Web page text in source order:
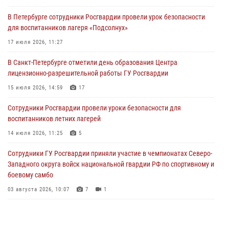
В Ленинградской области сотрудники Росгвардии обнаружили
пропавшего мальчика с нарушением слуха и помогли ему вернуться
домой
В Санкт-Петербурге при содействии СОБР Росгвардии задержаны
подозреваемые в мошеннических действиях
Сотрудники ГУ Росгвардии приняли участие в чемпионатах Северо-
Западного округа войск национальной гвардии РФ по спортивному и
03 августа 2026, 10:07 7 1
В Петербурге сотрудники Росгвардии провели урок безопасности
для воспитанников лагеря «Подсолнух»
17 июля 2026, 11:27
В Санкт-Петербурге отметили день образования Центра
лицензионно-разрешительной работы ГУ Росгвардии
15 июля 2026, 14:59 17
Сотрудники Росгвардии провели уроки безопасности для
воспитанников летних лагерей
14 июля 2026, 11:25 5
Сотрудники ГУ Росгвардии приняли участие в чемпионатах Северо-
Западного округа войск национальной гвардии РФ по спортивному и
боевому самбо
03 августа 2026, 10:07 7 1